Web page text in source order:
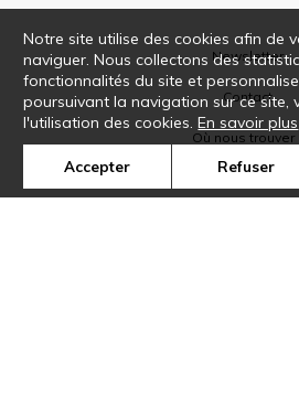
Newsletter
Contact
Où nous trouver
Notre site utilise des cookies afin de
naviguer. Nous collectons des
fonctionnalités du site et
poursuivant la navigation sur ce site,
l'utilisation des cookies.En savoir plus
Accepter Refuser